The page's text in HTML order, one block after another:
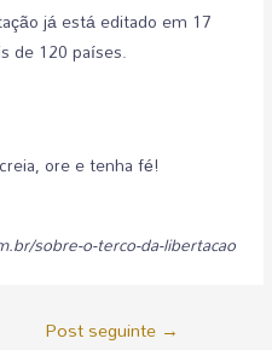
já está editado em 17
de 120 países.
ore e tenha fé!
sobre-o-terco-da-libertacao
Post seguinte →